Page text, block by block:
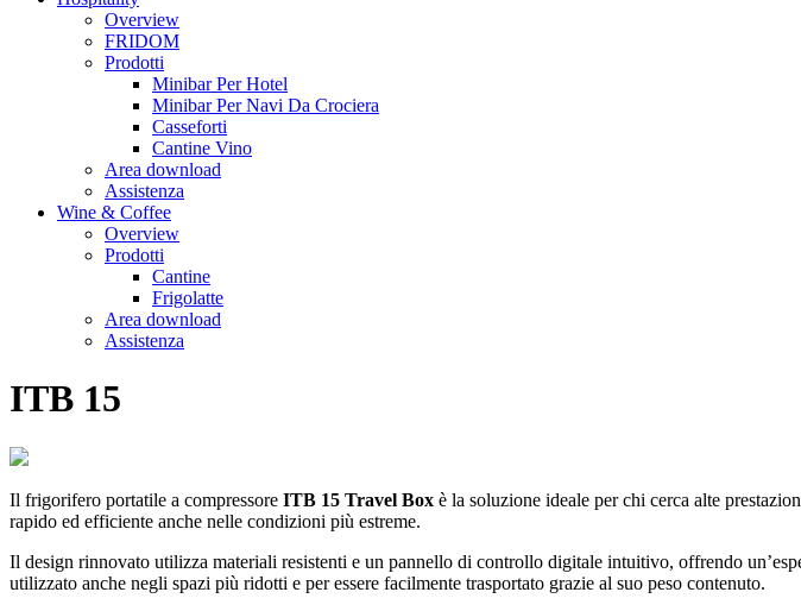
Overview
FRIDOM
Prodotti
Minibar Per Hotel
Minibar Per Navi Da Crociera
Casseforti
Cantine Vino
Area download
Assistenza
Wine & Coffee
Overview
Prodotti
Cantine
Frigolatte
Area download
Assistenza
ITB 15
Il frigorifero portatile a compressore ITB 15 Travel Box è la soluzione ideale per chi cerca alte
rapido ed efficiente anche nelle condizioni più estreme.
Il design rinnovato utilizza materiali resistenti e un pannello di controllo digitale intuitivo, offrendo
utilizzato anche negli spazi più ridotti e per essere facilmente trasportato grazie al suo peso contenuto.